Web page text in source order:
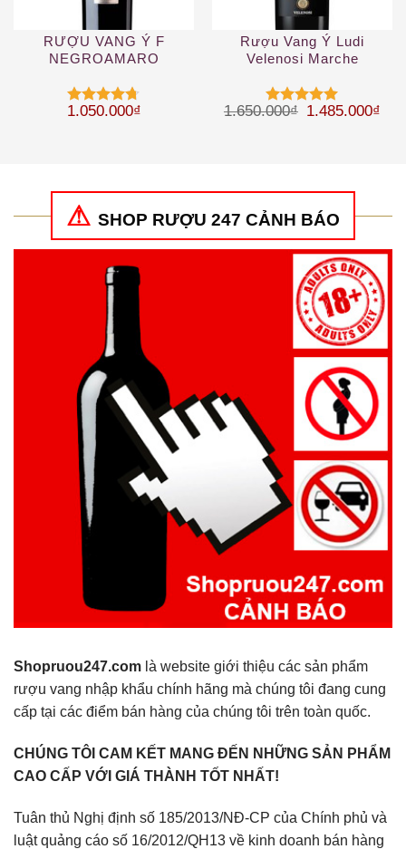
RƯỢU VANG Ý F
NEGROAMARO
Được xếp
1.050.000₫
Rượu Vang Ý Ludi
Velenosi Marche
Được xếp
1.650.000₫ Giá gốc là:
1.485.000₫
SHOP RƯỢU 247 CẢNH BÁO
Shopruou247.com là website giới thiệu các sản phẩm
rượu vang nhập khẩu chính hãng mà chúng tôi đang cung
cấp tại các điểm bán hàng của chúng tôi trên toàn quốc.
CHÚNG TÔI CAM KẾT MANG ĐẾN NHỮNG SẢN PHẨM
CAO CẤP VỚI GIÁ THÀNH TỐT NHẤT!
Tuân thủ Nghị định số 185/2013/NĐ-CP của Chính phủ và
luật quảng cáo số 16/2012/QH13 về kinh doanh bán hàng